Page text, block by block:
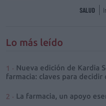
SALUD
Lo más leído
Nueva edición de Kardia
farmacia: claves para decidir
La farmacia, un apoyo